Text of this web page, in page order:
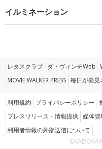
イルミネーション
レタスクラブ ダ・ヴィンチWeb
MOVIE WALKER PRESS 毎日が発見
利用規約 プライバシーポリシー
プレスリリース・情報提供 媒体資
利用者情報の外部送信について